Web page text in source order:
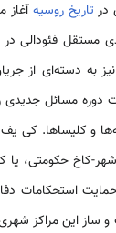
در تاریخ روسیه
مستقل فئودالی
به دسته‌ای از
دوره مسائل
و کلیساها. کی یف
کاخ حکومتی، یا
استحکامات
ساز این مراکز